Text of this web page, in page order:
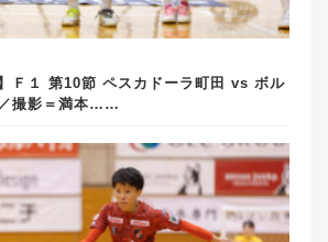
Ｆ１ 第10節 ペスカドーラ町田 vs ボル
撮影＝満本……